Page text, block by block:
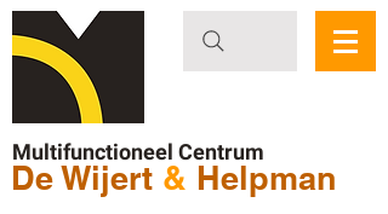
Multifunctioneel Centrum
De Wijert & Helpman